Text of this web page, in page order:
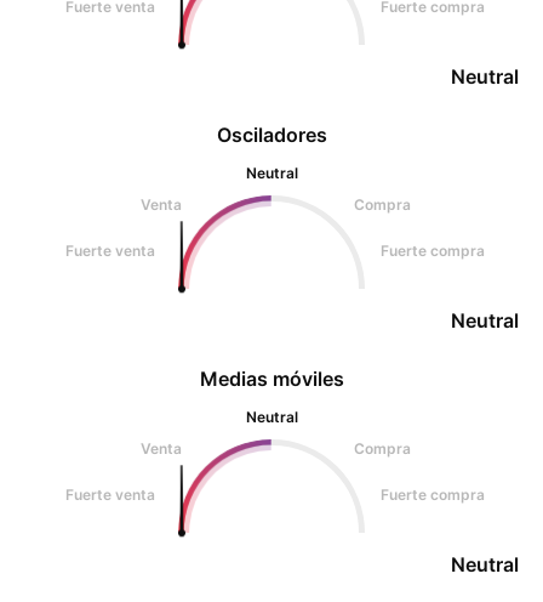
Osciladores
Neutral
Venta
Compra
Fuerte venta Fuerte compra
Neutral
Fuerte venta Fuerte compra
Neutral
Medias móviles
Neutral
Venta
Compra
Fuerte venta Fuerte compra
Neutral